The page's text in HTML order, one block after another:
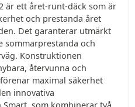
är ett året-runt-däck som är
och prestanda året
Det garanterar utmärkt
sommarprestanda och
Konstruktionen
återvunna och
maximal säkerhet
innovativa